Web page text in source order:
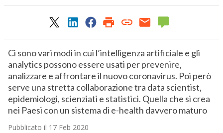
Ci sono vari modi in cui l’intelligenza artificiale e gli
analytics possono essere usati per prevenire,
analizzare e affrontare il nuovo coronavirus. Poi però
serve una stretta collaborazione tra data scientist,
epidemiologi, scienziati e statistici. Quella che si crea
nei Paesi con un sistema di e-health davvero maturo
Pubblicato il 17 Feb 2020